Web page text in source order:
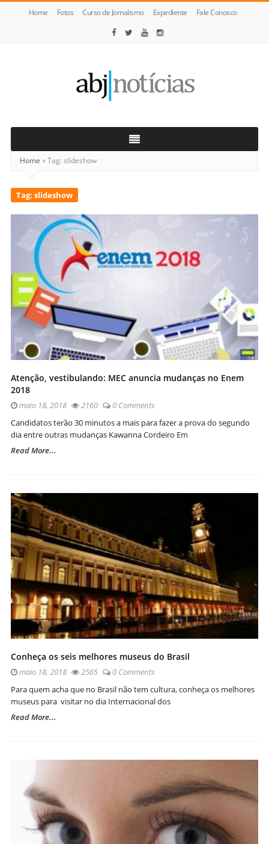
Home Fotos Curso de Jornalismo Expediente Fale Conosco
Notícias
Home »Tag: slideshow
Tag: slideshow
Atenção, vestibulando: MEC anuncia mudanças no Enem
2018
maio 18, 2018 2160
0 Comments
Candidatos terão 30 minutos a mais para fazer a prova do segundo
dia entre outras mudanças Kawanna Cordeiro Em
Read More...
Conheça os seis melhores museus do Brasil
maio 18, 2018 2565
0 Comments
Para quem acha que no Brasil não tem cultura, conheça os melhores
museus para visitar no dia Internacional dos
Read More...